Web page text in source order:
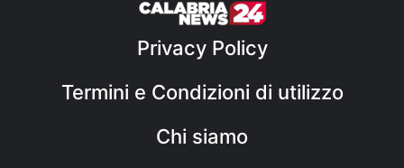
Privacy Policy
Termini e Condizioni di utilizzo
Chi siamo